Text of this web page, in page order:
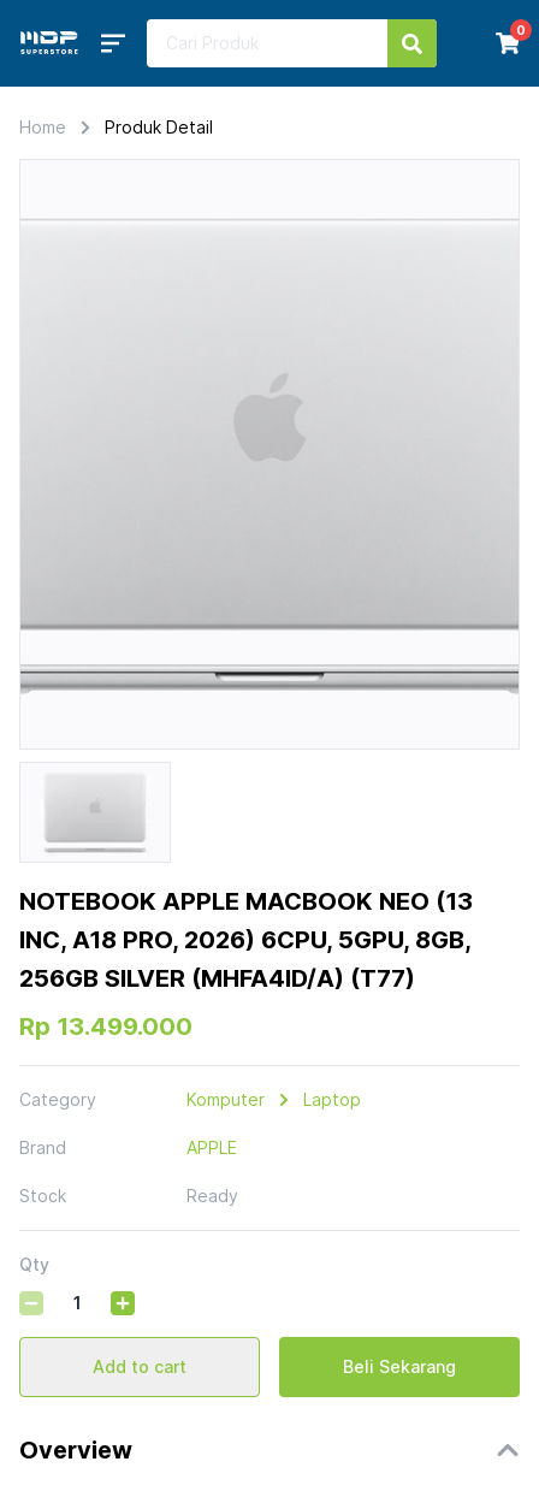
0
Home Produk Detail
NOTEBOOK APPLE MACBOOK NEO (13
INC, A18 PRO, 2026) 6CPU, 5GPU, 8GB,
256GB SILVER (MHFA4ID/A) (T77)
Rp 13.499.000
Category Komputer Laptop
Brand APPLE
Stock Ready
Qty
Add to cart Beli Sekarang
Overview